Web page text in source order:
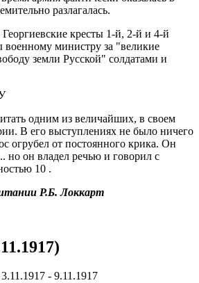
разлагалась.
кресты 1-й, 2-й и 4-й
военному министру за "великие
земли Русской" солдатами и
одним из величайших, в своем
В его выступлениях не было ничего
огрубел от постоянного крика. Он
но он владел речью и говорил с
10 .
Р.Б. Локкарт
3.11.1917 - 9.11.1917